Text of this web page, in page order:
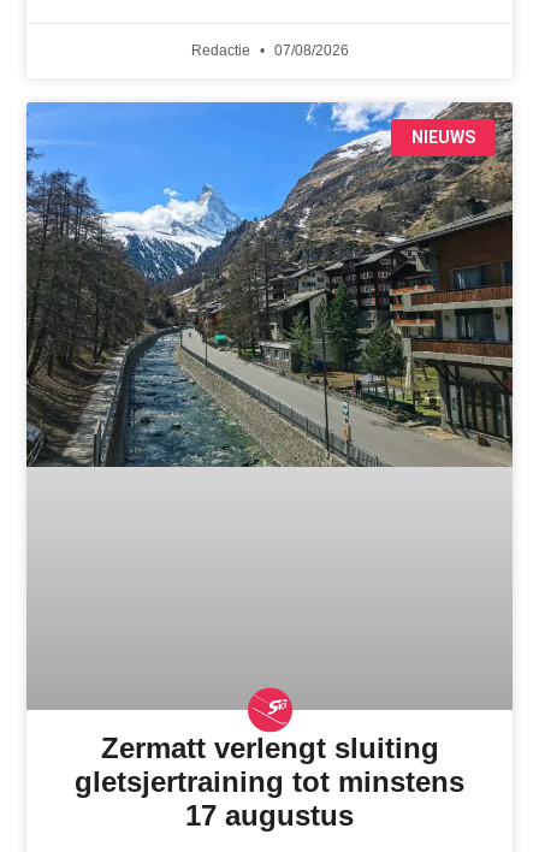
Redactie 07/08/2026
NIEUWS
Zermatt verlengt sluiting
gletsjertraining tot minstens
17 augustus